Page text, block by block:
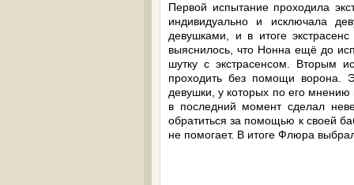
Первой испытание проходила
индивидуально и исключала
девушками, и в итоге
выяснилось, что Нонна ещё до
шутку с экстрасенсом. Вторым
проходить без помощи ворона.
девушки, у которых по его
в последний момент сделал
обратиться за помощью к своей
не помогает. В итоге Флюра